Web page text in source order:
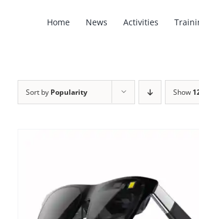
Home News Activities
Sort by Popularity Show